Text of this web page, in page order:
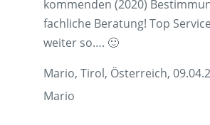
kommenden (2020)
fachliche Beratung! Top
weiter so…. 🙂
Mario, Tirol, Österreich,
Mario